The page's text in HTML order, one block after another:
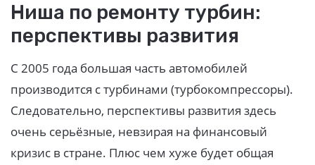
Ниша по ремонту турбин:
перспективы развития
С 2005 года большая часть автомобилей
производится с турбинами (турбокомпрессоры).
Следовательно, перспективы развития здесь
очень серьёзные, невзирая на финансовый
кризис в стране. Плюс чем хуже будет общая